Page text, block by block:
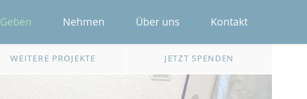
Geben Nehmen Über uns
Das Spendenportal
Die Bank
Kontakt
WEITERE PROJEKTE JETZT SPENDEN